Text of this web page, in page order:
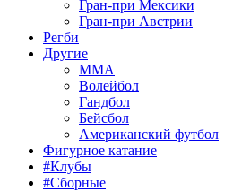
Гран-при Мексики
Гран-при Австрии
Регби
Другие
MMA
Волейбол
Гандбол
Бейсбол
Американский футбол
Фигурное катание
#Клубы
#Сборные